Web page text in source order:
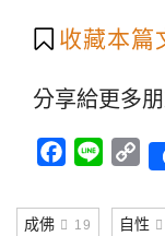
收藏本篇
分享給更多朋
Line
成佛 19 自性